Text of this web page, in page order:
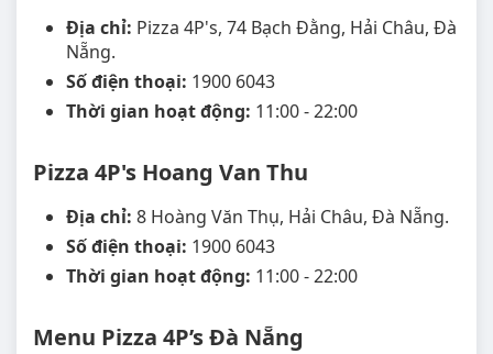
Địa chỉ: Pizza 4P's, 74 Bạch Đằng, Hải Châu, Đà
Nẵng.
Số điện thoại: 1900 6043
Thời gian hoạt động: 11:00 - 22:00
Pizza 4P's Hoang Van Thu
Địa chỉ: 8 Hoàng Văn Thụ, Hải Châu, Đà Nẵng.
Số điện thoại: 1900 6043
Thời gian hoạt động: 11:00 - 22:00
Menu Pizza 4P’s Đà Nẵng